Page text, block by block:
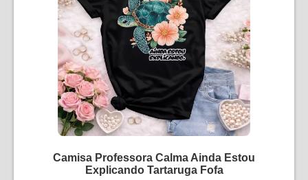
Camisa Professora Calma Ainda Estou
Explicando Tartaruga Fofa